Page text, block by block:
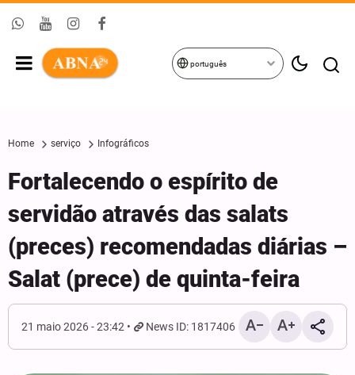
português
Home serviço Infográficos
Fortalecendo o espírito de
servidão através das salats
(preces) recomendadas diárias –
Salat (prece) de quinta-feira
21 maio 2026 - 23:42 News ID: 1817406